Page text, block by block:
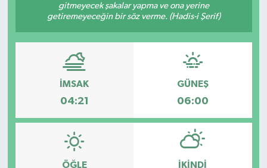
gitmeyecek şakalar yapma ve ona yerine
getiremeyeceğin bir söz verme. (Hadis-i Şerif)
İMSAK
04:21
GÜNEŞ
06:00
ÖĞLE İKINDI